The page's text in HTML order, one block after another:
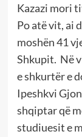
Kazazi mori
Po atë vit, ai
moshën 41
Shkupit. Në
e shkurtër e
Ipeshkvi
shqiptar që
studiuesit e